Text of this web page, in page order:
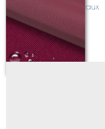
toile outdoor bordeaux
Sur demande